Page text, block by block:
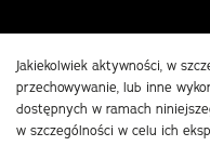
Jakiekolwiek aktywności, w
przechowywanie, lub inne
dostępnych w ramach
w szczególności w celu ich